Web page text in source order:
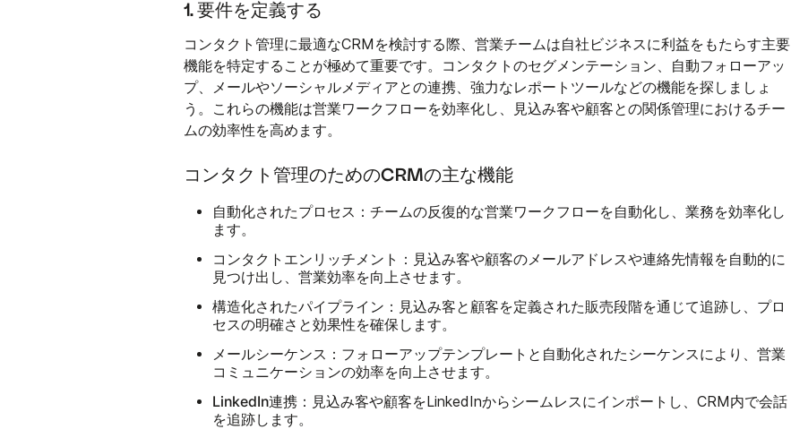
1. 要件を定義する
コンタクト管理に最適なCRMを検討する際、営業チームは自社ビジネスに利益をもたらす主要
機能を特定することが極めて重要です。コンタクトのセグメンテーション、自動フォローアッ
プ、メールやソーシャルメディアとの連携、強力なレポートツールなどの機能を探しましょ
う。これらの機能は営業ワークフローを効率化し、見込み客や顧客との関係管理におけるチー
ムの効率性を高めます。
コンタクト管理のためのCRMの主な機能
自動化されたプロセス：チームの反復的な営業ワークフローを自動化し、業務を効率化し
ます。
コンタクトエンリッチメント： 見込み客や顧客のメールアドレスや連絡先情報を自動的に
見つけ出し、営業効率を向上させます。
構造化されたパイプライン： 見込み客と顧客を定義された販売段階を通じて追跡し、プロ
セスの明確さと効果性を確保します。
メールシーケンス： フォローアップテンプレートと自動化されたシーケンスにより、営業
コミュニケーションの効率を向上させます。
LinkedIn連携： 見込み客や顧客をLinkedInからシームレスにインポートし、CRM内で会話
を追跡します。